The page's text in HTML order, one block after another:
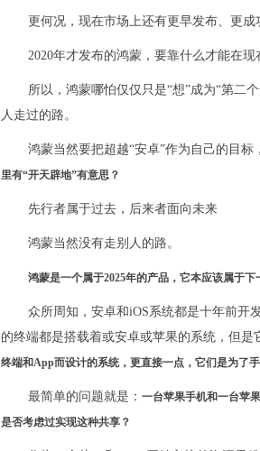
更何况，现在市场上还有更早发布、更成
2020年才发布的鸿蒙，要靠什么才能在
所以，鸿蒙哪怕仅仅只是“想”成为“第二
人走过的路。
鸿蒙当然要把超越“安卓”作为自己的目标
里有“开天辟地”有意思？
先行者属于过去，后来者面向未来
鸿蒙当然没有走别人的路。
鸿蒙是一个属于2025年的产品，它本应该属于下
众所周知，安卓和iOS系统都是十年前开
的终端都是搭载着或安卓或苹果的系统，但
终端和App而设计的系统，更直接一点，它们是为了手
最简单的问题就是： 一台苹果手机和一台苹
是否考虑过实现这种共享？